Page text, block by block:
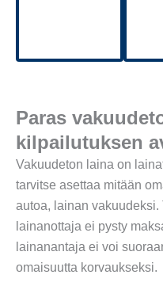
Paras
kilpailutuksen
Vakuudeton laina on
tarvitse asettaa mitään
autoa, lainan vakuudeksi.
lainanottaja ei pysty
lainanantaja ei voi
omaisuutta korvaukseksi.